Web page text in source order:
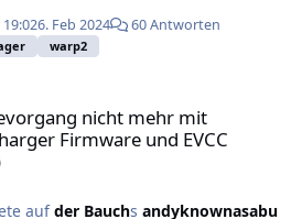
Laden“ nicht mehr. Der wird
der „phases:0“ Eintrag nicht mehr
EVCC bei mir nicht zu einem
Das habe ich gestern schon
verharrt immer nur im Zustand
6. Feb 2024 60 Antworten
warp2
nicht mehr mit
Firmware und EVCC
aufder Bauchs andyknownasabu